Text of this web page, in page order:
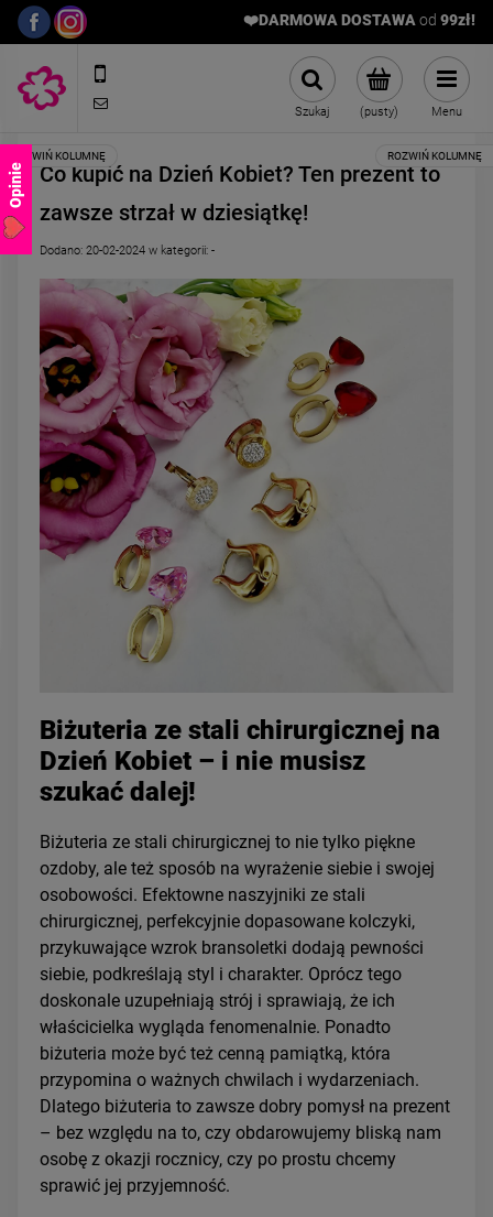
❤️DARMOWA DOSTAWA od 99zł!
sklep@stalowelove.com.pl (pusty)
Szukaj Menu
Co kupić na Dzień Kobiet? Ten prezent to
zawsze strzał w dziesiątkę!
Dodano: 20-02-2024 w kategorii: -
Biżuteria ze stali chirurgicznej na
Dzień Kobiet – i nie musisz
szukać dalej!
Biżuteria ze stali chirurgicznej to nie tylko piękne
ozdoby, ale też sposób na wyrażenie siebie i swojej
osobowości. Efektowne naszyjniki ze stali
chirurgicznej, perfekcyjnie dopasowane kolczyki,
przykuwające wzrok bransoletki dodają pewności
siebie, podkreślają styl i charakter. Oprócz tego
doskonale uzupełniają strój i sprawiają, że ich
właścicielka wygląda fenomenalnie. Ponadto
biżuteria może być też cenną pamiątką, która
przypomina o ważnych chwilach i wydarzeniach.
Dlatego biżuteria to zawsze dobry pomysł na prezent
– bez względu na to, czy obdarowujemy bliską nam
osobę z okazji rocznicy, czy po prostu chcemy
sprawić jej przyjemność.
Opinie